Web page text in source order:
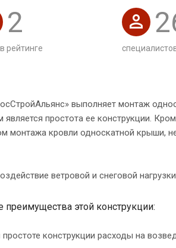
2
рейтинге
выполняет монтаж
является простота ее конструкции.
монтажа кровли односкатной крыши,
ветровой и снеговой
преимущества этой конструкции:
простоте конструкции расходы на